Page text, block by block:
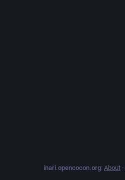
inari.opencocon.org: About ·